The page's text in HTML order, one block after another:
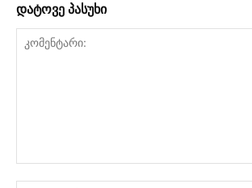
დატოვე პასუხი